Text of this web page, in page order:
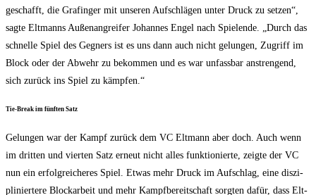
geschafft, die Gra­fin­ger mit unse­ren Auf­schlä­gen unter Druck zu set­zen“,
sag­te Elt­manns Außen­an­grei­fer Johan­nes Engel nach Spie­len­de. „Durch das
schnel­le Spiel des Geg­ners ist es uns dann auch nicht gelun­gen, Zugriff im
Block oder der Abwehr zu bekom­men und es war unfass­bar anstren­gend,
sich zurück ins Spiel zu kämpfen.“
Tie-Break im fünf­ten Satz
Gelun­gen war der Kampf zurück dem VC Elt­mann aber doch. Auch wenn
im drit­ten und vier­ten Satz erneut nicht alles funk­tio­nier­te, zeig­te der VC
nun ein erfolg­rei­che­res Spiel. Etwas mehr Druck im Auf­schlag, eine dis­zi­
pli­nier­te­re Block­ar­beit und mehr Kampf­be­reit­schaft sorg­ten dafür, dass Elt­